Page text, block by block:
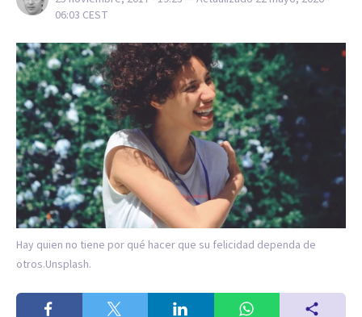
06:03 CEST
Hay quien no tiene por qué hacer que su felicidad dependa de
otros.Unsplash.